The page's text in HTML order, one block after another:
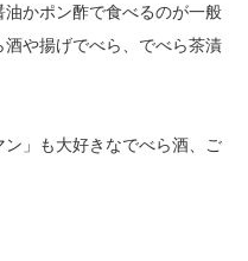
油かポン酢で食べるのが一般
や揚げでべら、でべら茶漬
」も大好きなでべら酒、ご